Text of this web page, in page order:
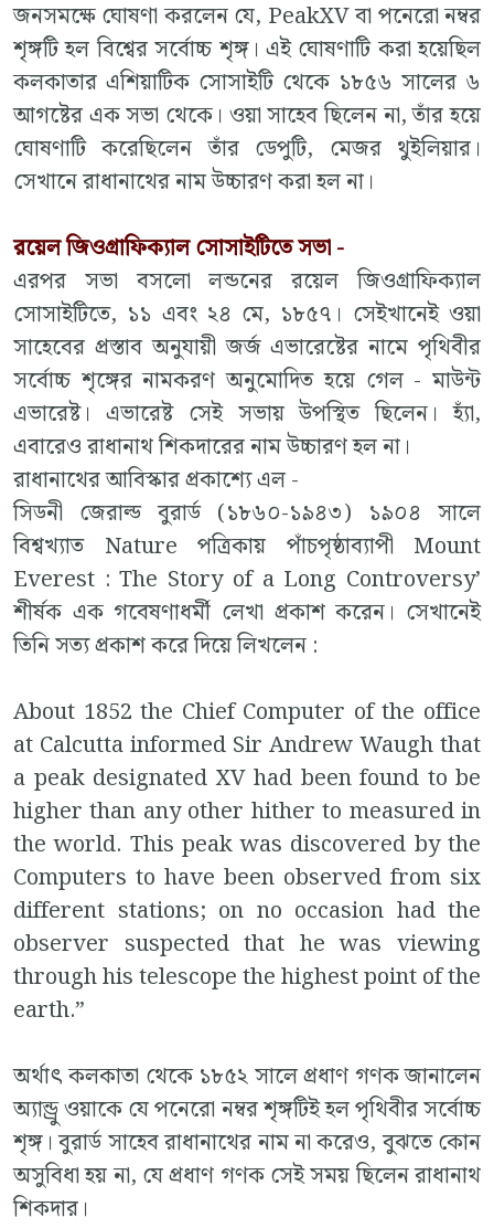
জনসমক্ষে ঘোষণা করলেন যে, PeakXV বা পনেরো নম্বর
শৃঙ্গটি হল বিশ্বের সর্বোচ্চ শৃঙ্গ। এই ঘোষণাটি করা হয়েছিল
কলকাতার এশিয়াটিক সোসাইটি থেকে ১৮৫৬ সালের ৬
আগষ্টের এক সভা থেকে। ওয়া সাহেব ছিলেন না, তাঁর হয়ে
ঘোষণাটি করেছিলেন তাঁর ডেপুটি, মেজর থুইলিয়ার।
সেখানে রাধানাথের নাম উচ্চারণ করা হল না।
রয়েল জিওগ্রাফিক্যাল সোসাইটিতে সভা -
এরপর সভা বসলো লন্ডনের রয়েল জিওগ্রাফিক্যাল
সোসাইটিতে, ১১ এবং ২৪ মে, ১৮৫৭। সেইখানেই ওয়া
সাহেবের প্রস্তাব অনুযায়ী জর্জ এভারেষ্টের নামে পৃথিবীর
সর্বোচ্চ শৃঙ্গের নামকরণ অনুমোদিত হয়ে গেল - মাউন্ট
এভারেষ্ট। এভারেষ্ট সেই সভায় উপস্থিত ছিলেন। হ্যাঁ,
এবারেও রাধানাথ শিকদারের নাম উচ্চারণ হল না।
রাধানাথের আবিস্কার প্রকাশ্যে এল -
সিডনী জেরাল্ড বুরার্ড (১৮৬০-১৯৪৩) ১৯০৪ সালে
বিশ্বখ্যাত Nature পত্রিকায় পাঁচপৃষ্ঠাব্যাপী Mount
Everest : The Story of a Long Controversy’
শীর্ষক এক গবেষণাধর্মী লেখা প্রকাশ করেন। সেখানেই
তিনি সত্য প্রকাশ করে দিয়ে লিখলেন :
About 1852 the Chief Computer of the office
at Calcutta informed Sir Andrew Waugh that
a peak designated XV had been found to be
higher than any other hither to measured in
the world. This peak was discovered by the
Computers to have been observed from six
different stations; on no occasion had the
observer suspected that he was viewing
through his telescope the highest point of the
earth.”
অর্থাৎ কলকাতা থেকে ১৮৫২ সালে প্রধাণ গণক জানালেন
অ্যান্ড্রু ওয়াকে যে পনেরো নম্বর শৃঙ্গটিই হল পৃথিবীর সর্বোচ্চ
শৃঙ্গ। বুরার্ড সাহেব রাধানাথের নাম না করেও, বুঝতে কোন
অসুবিধা হয় না, যে প্রধাণ গণক সেই সময় ছিলেন রাধানাথ
শিকদার।